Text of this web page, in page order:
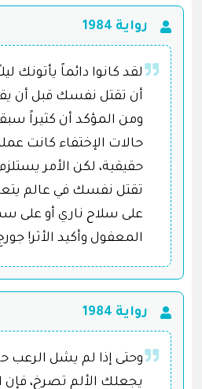
رواية 1984
لقد كانوا دائماً يأتونك
أن تقتل نفسك قبل أن
ومن المؤكد أن كثيراً
حالات الإختفاء كانت
حقيقية، لكن الأمر
تقتل نفسك في عالم
على سلاح ناري أو على
المعفول وأكيد الأثر! جورج
رواية 1984
وحتى إذا لم يشل الرعب
يجعلك الألم تصرخ، فإن